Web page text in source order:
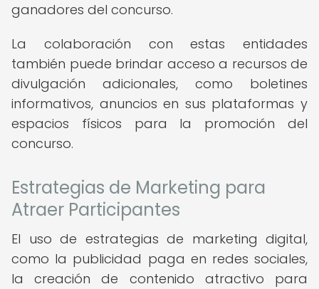
ganadores del concurso.
La colaboración con estas entidades
también puede brindar acceso a recursos de
divulgación adicionales, como boletines
informativos, anuncios en sus plataformas y
espacios físicos para la promoción del
concurso.
Estrategias de Marketing para
Atraer Participantes
El uso de estrategias de marketing digital,
como la publicidad paga en redes sociales,
la creación de contenido atractivo para